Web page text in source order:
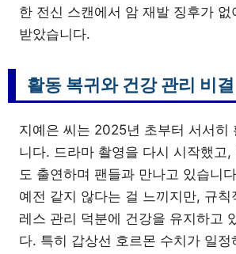
한 전신 스캔에서 암 재발 징후가 없
받았습니다.
활동 복귀와 건강 관리 비결
지예은 씨는 2025년 초부터 서서히
니다. 드라마 촬영을 다시 시작했고,
도 출연하며 팬들과 만나고 있습니
예전 같지 않다는 걸 느끼지만, 규칙
레스 관리 덕분에 건강을 유지하고
다. 특히 갑상선 호르몬 수치가 일정